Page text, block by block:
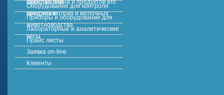
Оборудование для контроля
Приборы и оборудование для
Лабораторные и аналитические
Прайс листы
Заявка on-line
Клиенты